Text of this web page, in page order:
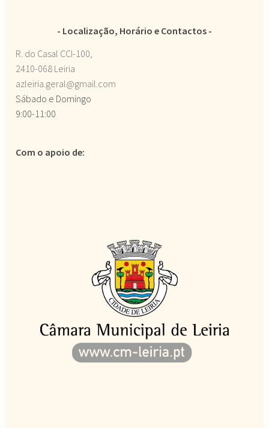
Localização, Horário e Contactos
R. do Casal CCI-100,
2410-068 Leiria
azleiria.geral@gmail.com
Sábado e Domingo
9:00-11:00
Com o apoio de: